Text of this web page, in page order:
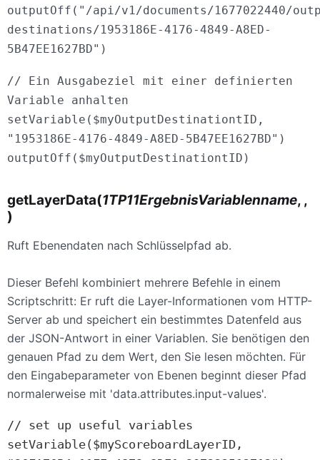
outputOff("/api/v1/documents/1677022440/
destinations/1953186E-4176-4849-A8ED-
5B47EE1627BD")
// Ein Ausgabeziel mit einer definierten
Variable anhalten
setVariable($myOutputDestinationtID,
"1953186E-4176-4849-A8ED-5B47EE1627BD")
outputOff($myOutputDestinationtID)
getLayerData(1TP11ErgebnisVariablenname, ,
)
Ruft Ebenendaten nach Schlüsselpfad ab.
Dieser Befehl kombiniert mehrere Befehle in einem
Scriptschritt: Er ruft die Layer-Informationen vom HTTP-
Server ab und speichert ein bestimmtes Datenfeld aus
der JSON-Antwort in einer Variablen. Sie benötigen den
genauen Pfad zu dem Wert, den Sie lesen möchten. Für
den Eingabeparameter von Ebenen beginnt dieser Pfad
normalerweise mit 'data.attributes.input-values'.
// set up useful variables
setVariable($myScoreboardLayerID,